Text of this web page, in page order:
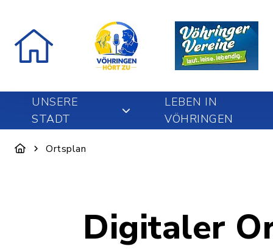
UNSERE
STADT
LEBEN IN
VÖHRINGEN
Ortsplan
Digitaler